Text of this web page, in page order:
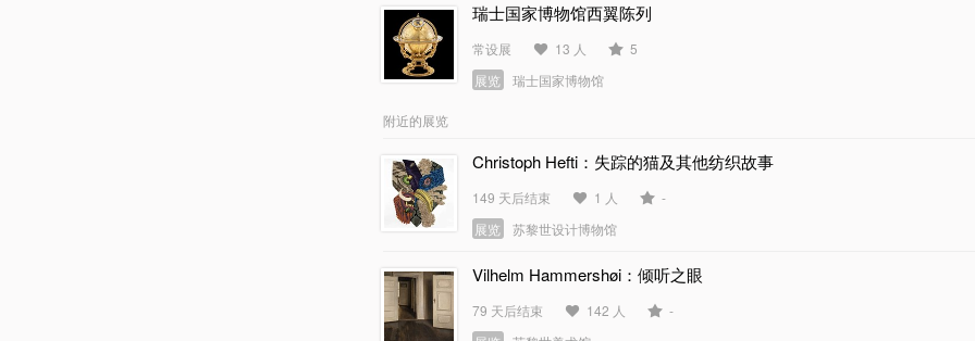
瑞士国家博物馆西翼陈列
常设展 13 人
5
展览
瑞士国家博物馆
附近的展览
Christoph Hefti：失踪的猫及其他纺织故事
149 天后结束 1 人
-
展览
苏黎世设计博物馆
Vilhelm Hammershøi：倾听之眼
79 天后结束 142 人
-